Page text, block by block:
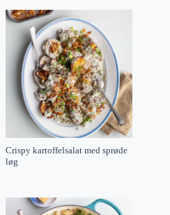
Crispy kartoffelsalat med sprøde
løg